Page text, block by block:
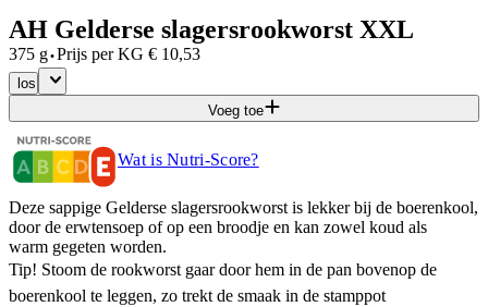
AH Gelderse slagersrookworst XXL
375 g·Prijs per KG € 10,53
los
Voeg toe
Wat is Nutri-Score?
Deze sappige Gelderse slagersrookworst is lekker bij de boerenkool,
door de erwtensoep of op een broodje en kan zowel koud als
warm gegeten worden.​
Tip! Stoom de rookworst gaar door hem in de pan bovenop de
boerenkool te leggen, zo trekt de smaak in de stamppot​